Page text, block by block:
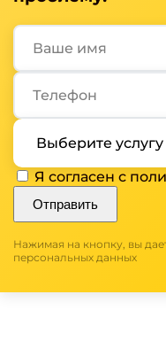
Я согласен с
Отправить
Нажимая на кнопку, вы
персональных данных